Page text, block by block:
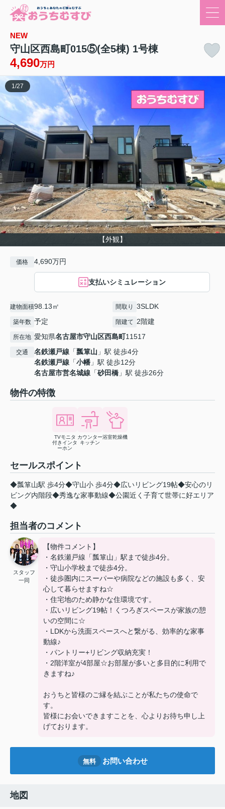
NEW
守山区西島町015⑤(全5棟) 1号棟
4,690万円
【外観】
1/27
価格 4,690万円
支払いシミュレーション
建物面積98.13㎡ 間取り 3SLDK
築年数 予定 階建て 2階建
所在地 愛知県名古屋市守山区西島町11517
交通 名鉄瀬戸線 「瓢箪山 」駅 徒歩4分
名鉄瀬戸線 「小幡 」駅 徒歩12分
名古屋市営名城線 「砂田橋 」駅 徒歩26分
物件の特徴
TVモニタ
付きインタ
ーホン
カウンター
キッチン
浴室乾燥機
セールスポイント
◆瓢箪山駅 歩4分◆守山小 歩4分◆広いリビング19帖◆安心のリ
ビング内階段◆秀逸な家事動線◆公園近く子育て世帯に好エリア
◆
担当者のコメント
スタッフ
一同
【物件コメント】
・名鉄瀬戸線「瓢箪山」駅まで徒歩4分。
・守山小学校まで徒歩4分。
・徒歩圏内にスーパーや病院などの施設も多く、安
心して暮らせますね☆
・住宅地のため静かな住環境です。
・広いリビング19帖！くつろぎスペースが家族の憩
いの空間に☆
・LDKから洗面スペースへと繋がる、効率的な家事
動線♪
・パントリー+リビング収納充実！
・2階洋室が4部屋☆お部屋が多いと多目的に利用で
きますね♪
おうちと皆様のご縁を結ぶことが私たちの使命で
す。
皆様にお会いできますことを、心よりお待ち申し上
げております。
無料 お問い合わせ
地図